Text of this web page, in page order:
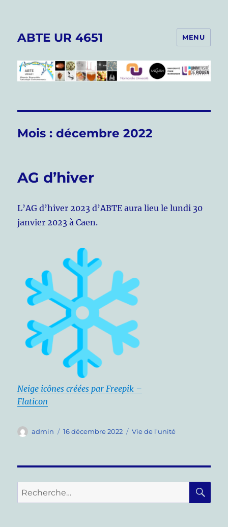
ABTE UR 4651 MENU
Mois :décembre 2022
AG d’hiver
L’AG d’hiver 2023 d’ABTE aura lieu le lundi 30
janvier 2023 à Caen.
Neige icônes créées par Freepik –
Flaticon
Auteur
admin
Publié
16 décembre 2022 Catégories
Vie de l'unité
Recherche
pour :